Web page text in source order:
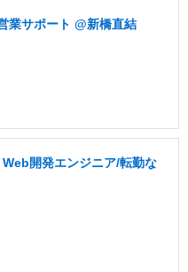
業サポート @新橋直結
Web開発エンジニア/転勤な